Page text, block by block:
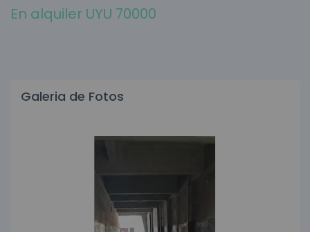
En alquiler UYU 70000
Galeria de Fotos